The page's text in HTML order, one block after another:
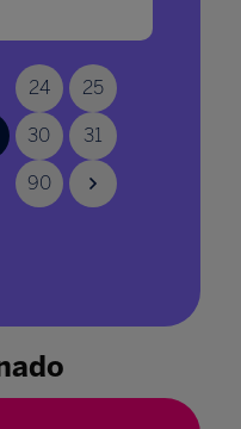
EAD no
24 25
30 31
90